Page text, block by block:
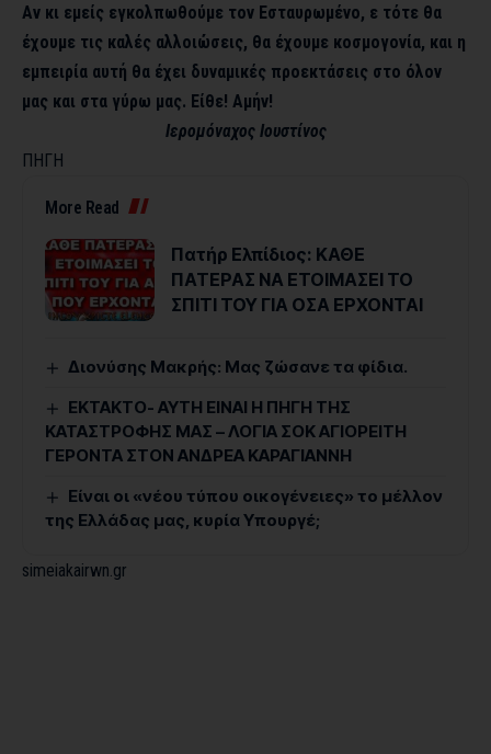
Αν κι εμείς εγκολπωθούμε τον Εσταυρωμένο, ε τότε θα
έχουμε τις καλές αλλοιώσεις, θα έχουμε κοσμογονία, και η
εμπειρία αυτή θα έχει δυναμικές προεκτάσεις στο όλον
μας και στα γύρω μας. Είθε! Αμήν!
Ιερομόναχος Ιουστίνος
ΠΗΓΗ
More Read
Πατήρ Ελπίδιος: ΚΑΘΕ
ΠΑΤΕΡΑΣ ΝΑ ΕΤΟΙΜΑΣΕΙ ΤΟ
ΣΠΙΤΙ ΤΟΥ ΓΙΑ ΟΣΑ ΕΡΧΟΝΤΑΙ
Διονύσης Μακρής: Μας ζώσανε τα φίδια.
ΕΚΤΑΚΤΟ- ΑΥΤΗ ΕΙΝΑΙ Η ΠΗΓΗ ΤΗΣ
ΚΑΤΑΣΤΡΟΦΗΣ ΜΑΣ – ΛΟΓΙΑ ΣΟΚ ΑΓΙΟΡΕΙΤΗ
ΓΕΡΟΝΤΑ ΣΤΟΝ ΑΝΔΡΕΑ ΚΑΡΑΓΙΑΝΝΗ
Είναι οι «νέου τύπου οικογένειες» το μέλλον
της Ελλάδας μας, κυρία Υπουργέ;
simeiakairwn.gr